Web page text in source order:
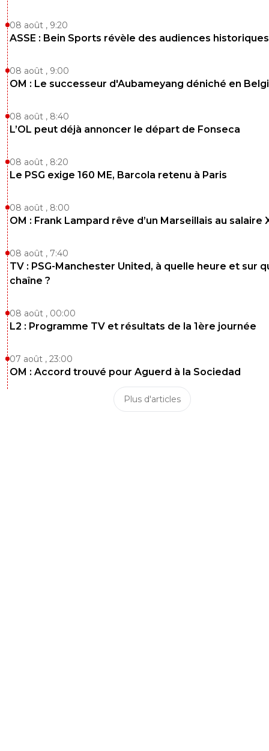
08 août , 9:20
ASSE : Bein Sports révèle des audiences historiques
08 août , 9:00
OM : Le successeur d'Aubameyang déniché en
08 août , 8:40
L’OL peut déjà annoncer le départ de Fonseca
08 août , 8:20
Le PSG exige 160 ME, Barcola retenu à Paris
08 août , 8:00
OM : Frank Lampard rêve d’un Marseillais au salaire
08 août , 7:40
TV : PSG-Manchester United, à quelle heure et sur
chaîne ?
08 août , 00:00
L2 : Programme TV et résultats de la 1ère journée
07 août , 23:00
OM : Accord trouvé pour Aguerd à la Sociedad
Plus d'articles